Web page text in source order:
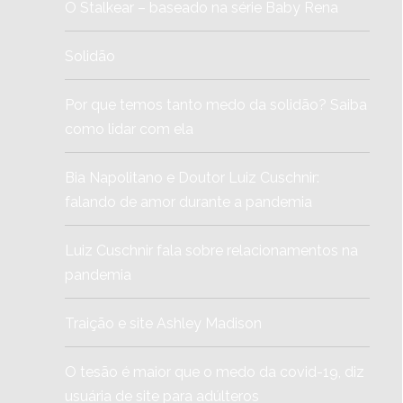
O Stalkear – baseado na série Baby Rena
Solidão
Por que temos tanto medo da solidão? Saiba
como lidar com ela
Bia Napolitano e Doutor Luiz Cuschnir:
falando de amor durante a pandemia
Luiz Cuschnir fala sobre relacionamentos na
pandemia
Traição e site Ashley Madison
O tesão é maior que o medo da covid-19, diz
usuária de site para adúlteros